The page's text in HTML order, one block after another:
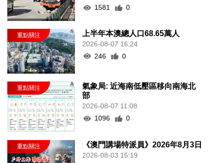
1581
0
上半年本澳總人口68.65萬人
2026-08-07 16:24
246
0
氣象局: 近海南低壓區移向南海北
部
2026-08-07 11:08
1096
0
《澳門講場特派員》2026年8月3日
2026-08-03 15:19